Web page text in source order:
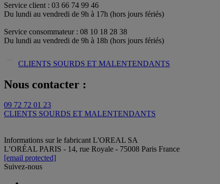
Service client : 03 66 74 99 46
Du lundi au vendredi de 9h à 17h (hors jours fériés)​
Service consommateur : 08 10 18 28 38
Du lundi au vendredi de 9h à 18h (hors jours fériés)
CLIENTS SOURDS ET MALENTENDANTS
Nous contacter :
09 72 72 01 23
CLIENTS SOURDS ET MALENTENDANTS
Informations sur le fabricant L'OREAL SA
L’ORÉAL PARIS - 14, rue Royale - 75008 Paris France
[email protected]
Suivez-nous